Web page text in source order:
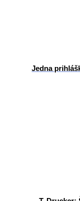
Jedna